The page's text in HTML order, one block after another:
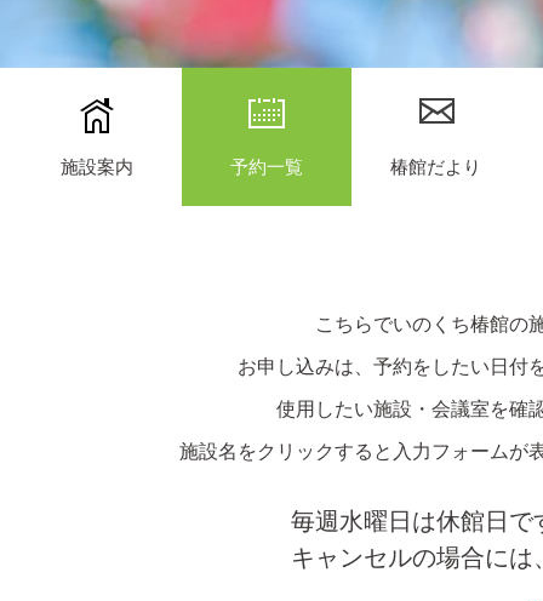
施設案内 予約一覧 椿館だより
こちらでいのくち椿館の
お申し込みは、予約をしたい日付
使用したい施設・会議室を確
施設名をクリックすると入力フォームが
毎週水曜日は休館日
キャンセルの場合に